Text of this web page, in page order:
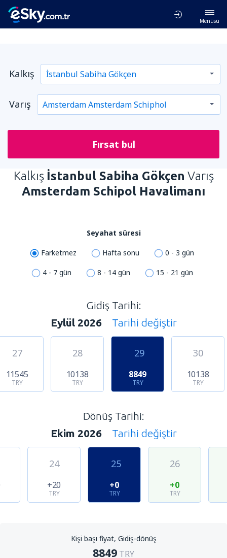
Menüsü
Kalkış
Varış
Fırsat bul
Kalkış İstanbul Sabiha Gökçen Varış
Amsterdam Schipol Havalimanı
Seyahat süresi
Farketmez Hafta sonu 0 - 3 gün
4 - 7 gün 8 - 14 gün 15 - 21 gün
Gidiş Tarihi:
Eylül 2026
Tarihi değiştir
27
11545
TRY
28
10138
TRY
29
8849
TRY
30
10138
TRY
Dönüş Tarihi:
Ekim 2026
Tarihi değiştir
24
+20
TRY
25
+0
TRY
26
+0
TRY
Kişi başı fiyat, Gidiş-dönüş
8849 TRY